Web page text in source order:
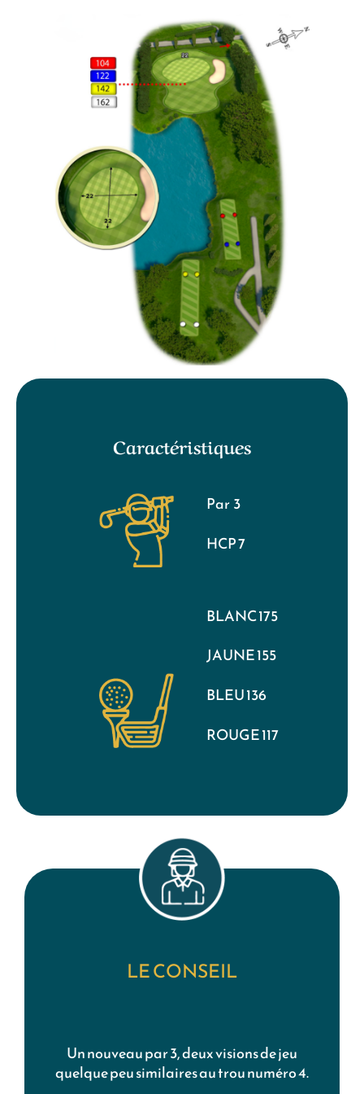
Caractéristiques
Par 3
HCP 7
BLANC 175
JAUNE 155
BLEU 136
ROUGE 117
LE CONSEIL
Un nouveau par 3, deux visions de jeu
quelque peu similaires au trou numéro 4.